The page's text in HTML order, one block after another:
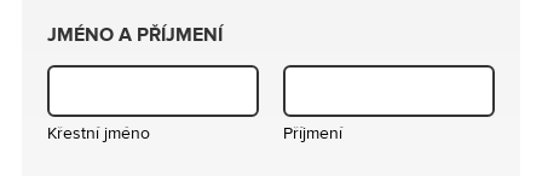
JMÉNO A PŘÍJMENÍ
Křestní jméno Příjmení